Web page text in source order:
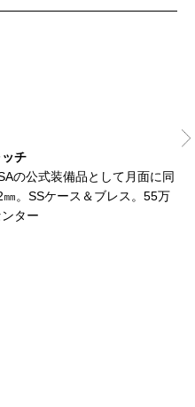
チ
の公式装備品として月面に同
。SSケース＆ブレス。55万
ター